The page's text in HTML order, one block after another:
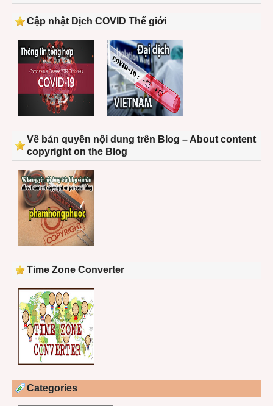
Cập nhật Dịch COVID Thế giới
Về bản quyền nội dung trên Blog – About content
copyright on the Blog
Time Zone Converter
Categories